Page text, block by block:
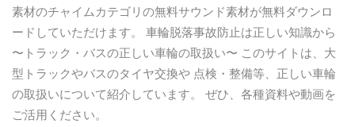
素材のチャイムカテゴリの無料サウンド素材が無料ダウンロ
ードしていただけます。 車輪脱落事故防止は正しい知識から
〜トラック・バスの正しい車輪の取扱い〜 このサイトは、大
型トラックやバスのタイヤ交換や 点検・整備等、正しい車輪
の取扱いについて紹介しています。 ぜひ、各種資料や動画を
ご活用ください。